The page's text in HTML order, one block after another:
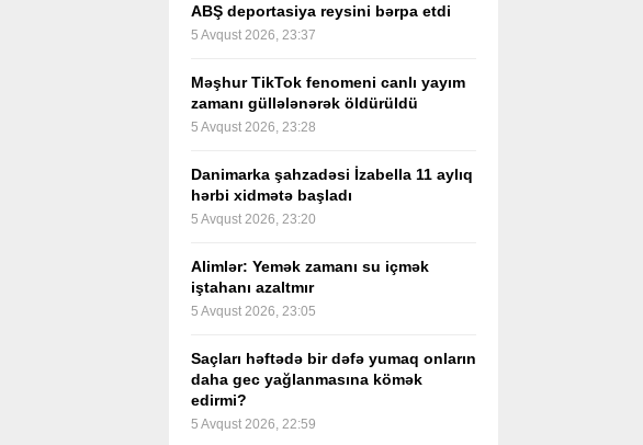
ABŞ deportasiya reysini bərpa etdi
5 Avqust 2026, 23:37
Məşhur TikTok fenomeni canlı yayım
zamanı güllələnərək öldürüldü
5 Avqust 2026, 23:28
Danimarka şahzadəsi İzabella 11 aylıq
hərbi xidmətə başladı
5 Avqust 2026, 23:20
Alimlər: Yemək zamanı su içmək
iştahanı azaltmır
5 Avqust 2026, 23:05
Saçları həftədə bir dəfə yumaq onların
daha gec yağlanmasına kömək
edirmi?
5 Avqust 2026, 22:59